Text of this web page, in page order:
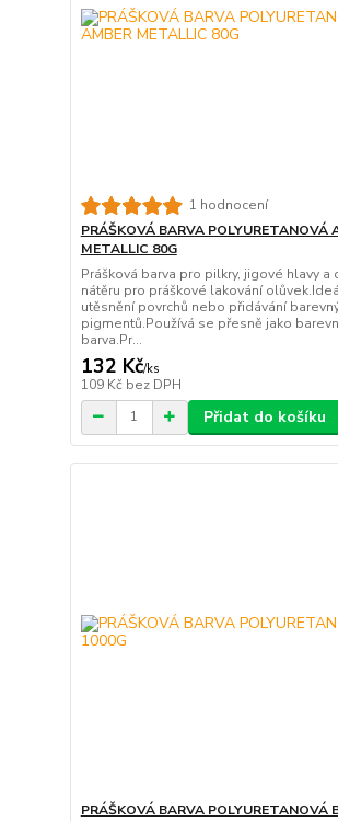
1 hodnocení
PRÁŠKOVÁ BARVA POLYURETANOVÁ
METALLIC 80G
Prášková barva pro pilkry, jigové hlavy a
nátěru pro práškové lakování
utěsnění povrchů nebo přidávání
pigmentů.Používá se přesně jako
barva.Pr...
132 Kč/ks
109 Kč bez DPH
Přidat do košíku
PRÁŠKOVÁ BARVA POLYURETANOVÁ